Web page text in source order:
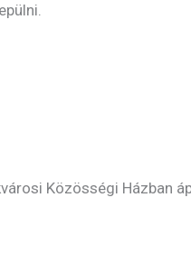
Közösségi Házban